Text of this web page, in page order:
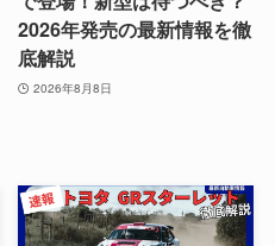
2026年発売の最新情報を徹
底解説
2026年8月8日